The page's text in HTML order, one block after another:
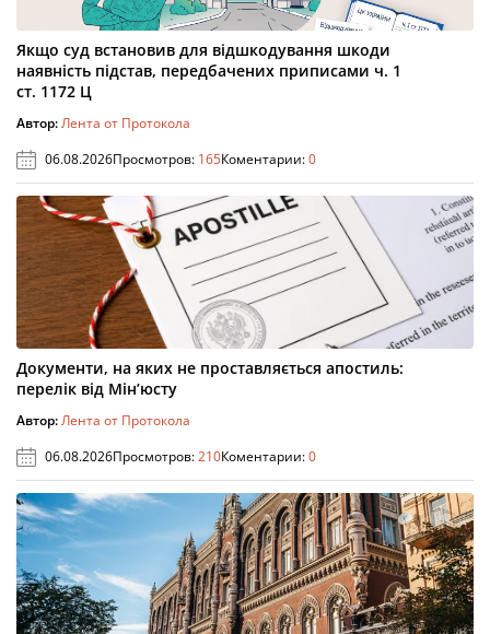
Якщо суд встановив для відшкодування шкоди
наявність підстав, передбачених приписами ч. 1
ст. 1172 Ц
Автор:Лента от Протокола
06.08.2026Просмотров: 165Коментарии:0
Документи, на яких не проставляється апостиль:
перелік від Мін’юсту
Автор:Лента от Протокола
06.08.2026Просмотров:210Коментарии:0